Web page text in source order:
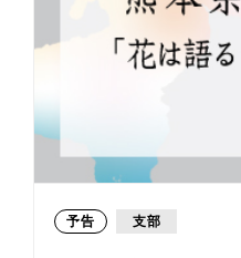
予告 支部